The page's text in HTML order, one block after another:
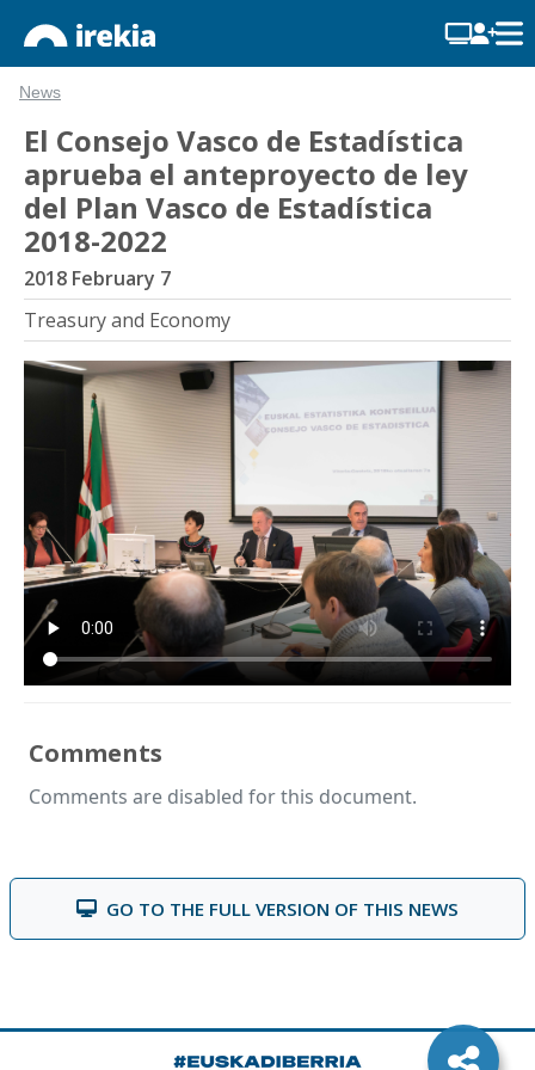
News
El Consejo Vasco de Estadística
aprueba el anteproyecto de ley
del Plan Vasco de Estadística
2018-2022
2018 February 7
Treasury and Economy
Comments
Comments are disabled for this document.
GO TO THE FULL VERSION OF THIS NEWS